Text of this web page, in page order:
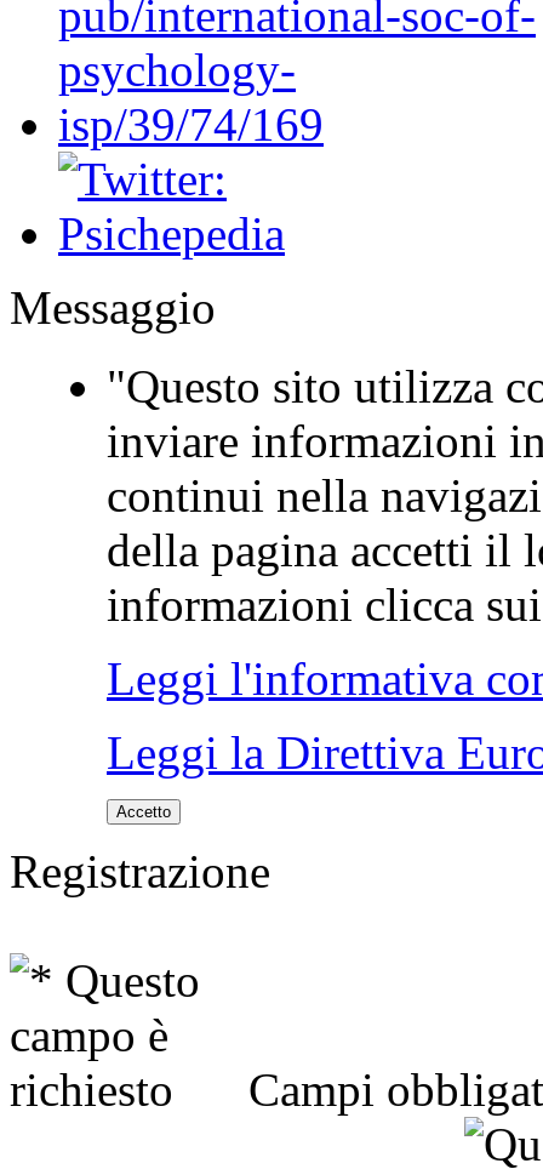
Messaggio
"Questo sito utilizza
inviare informazioni
continui nella
della pagina accetti il
informazioni clicca
Leggi l'informativa
Leggi la Direttiva
Accetto
Registrazione
Campi